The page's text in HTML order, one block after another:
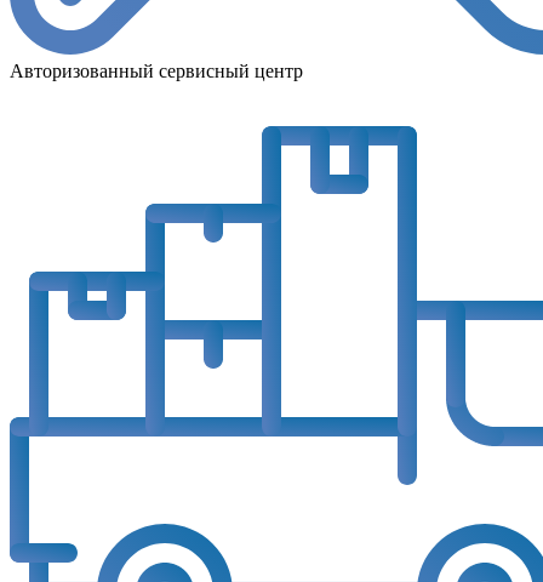
Авторизованный сервисный центр